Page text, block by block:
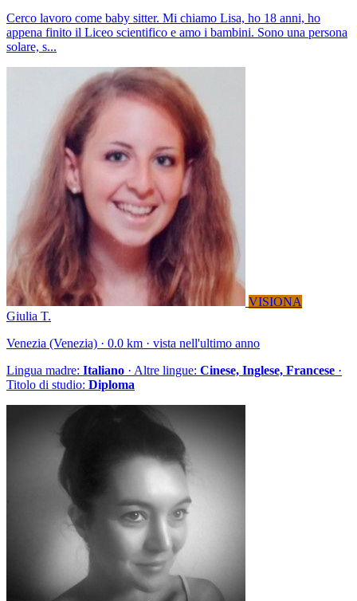
Cerco lavoro come baby sitter. Mi chiamo Lisa, ho 18 anni, ho
appena finito il Liceo scientifico e amo i bambini. Sono una persona
solare, s...
VISIONA
Giulia T.
Venezia (Venezia) · 0.0 km · vista nell'ultimo anno
Lingua madre: Italiano · Altre lingue: Cinese, Inglese, Francese ·
Titolo di studio: Diploma